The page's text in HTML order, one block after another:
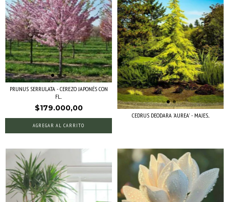
PRUNUS SERRULATA - CEREZO JAPONÉS CON
FL...
$179.000,00
AGREGAR AL CARRITO
CEDRUS DEODARA 'AUREA' - MAJES...